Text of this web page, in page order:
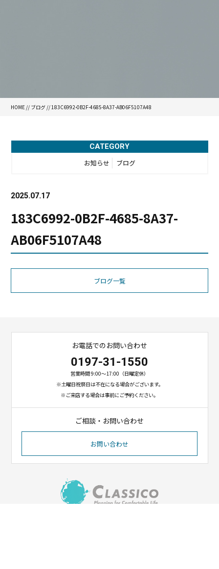
HOME // ブログ // 183C6992-0B2F-4685-8A37-AB06F5107A48
CATEGORY
お知らせ ブログ
2025.07.17
183C6992-0B2F-4685-8A37-
AB06F5107A48
ブログ一覧
お電話でのお問い合わせ
0197-31-1550
営業時間 9:00〜17:00（日曜定休）
※土曜日祝祭日は不在になる場合がございます。
※ご来店する場合は事前にご予約ください。
ご相談・お問い合わせ
お問い合わせ